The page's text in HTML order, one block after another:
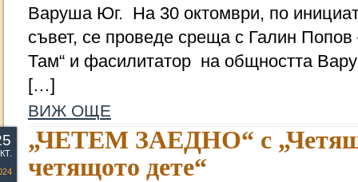
Варуша Юг. На 30 октомври, по
съвет, се проведе среща с Галин Попов
Там“ и фасилитатор на общността
[…]
ВИЖ ОЩЕ
„ЧЕТЕМ ЗАЕДНО“ с
четящото дете“